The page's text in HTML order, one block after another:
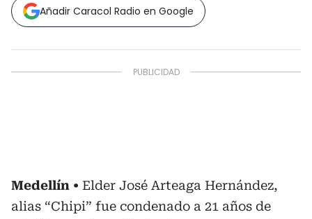
Añadir Caracol Radio en Google
Medellín
Elder José Arteaga Hernández,
alias “Chipi” fue condenado a 21 años de